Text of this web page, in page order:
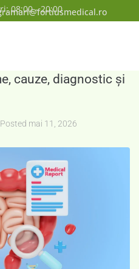
08:00 - 20:00
cauze, diagnostic și
Posted mai 11, 2026